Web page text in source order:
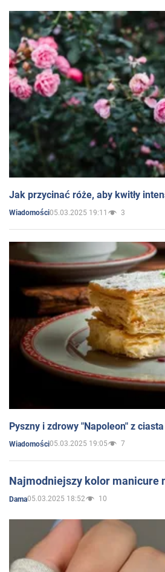
Jak przycinać róże, aby kwitły
Wiadomości05.03.2025 19:11 3
Pyszny i zdrowy "Napoleon" z
Wiadomości05.03.2025 19:05 7
Najmodniejszy kolor manicure
Dama05.03.2025 18:52 10